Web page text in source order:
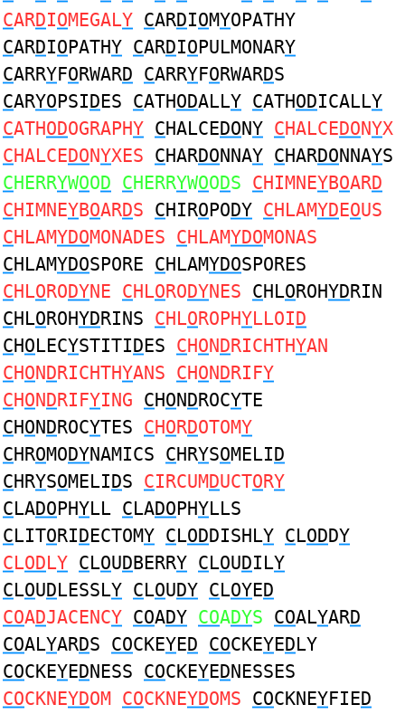
CARDIOMEGALY CARDIOMYOPATHY
CARDIOPATHY CARDIOPULMONARY
CARRYFORWARD CARRYFORWARDS
CARYOPSIDES CATHODALLY CATHODICALLY
CATHODOGRAPHY CHALCEDONY CHALCEDONYX
CHALCEDONYXES CHARDONNAY CHARDONNAYS
CHERRYWOOD CHERRYWOODS CHIMNEYBOARD
CHIMNEYBOARDS CHIROPODY CHLAMYDEOUS
CHLAMYDOMONADES CHLAMYDOMONAS
CHLAMYDOSPORE CHLAMYDOSPORES
CHLORODYNE CHLORODYNES CHLOROHYDRIN
CHLOROHYDRINS CHLOROPHYLLOID
CHOLECYSTITIDES CHONDRICHTHYAN
CHONDRICHTHYANS CHONDRIFY
CHONDRIFYING CHONDROCYTE
CHONDROCYTES CHORDOTOMY
CHROMODYNAMICS CHRYSOMELID
CHRYSOMELIDS CIRCUMDUCTORY
CLADOPHYLL CLADOPHYLLS
CLITORIDECTOMY CLODDISHLY CLODDY
CLODLY CLOUDBERRY CLOUDILY
CLOUDLESSLY CLOUDY CLOYED
COADJACENCY COADY COADYS COALYARD
COALYARDS COCKEYED COCKEYEDLY
COCKEYEDNESS COCKEYEDNESSES
COCKNEYDOM COCKNEYDOMS COCKNEYFIED